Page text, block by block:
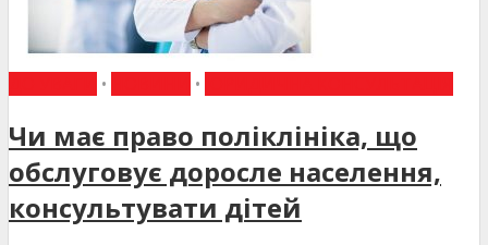
• •
Чи має право поліклініка, що
обслуговує доросле населення,
консультувати дітей